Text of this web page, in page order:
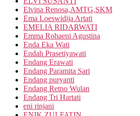
Elvina Renosa,AMTG,SKM
Ema Loeswidija Artati
EMELIA RIDARWATI
Emma Rohaeni Agustina
Enda Eka Wati
Endah Prasetiyawati
Endang Erawati
Endang Paramita Sari
Endang puryanti
Endang Retno Wulan
Endang Tri Hartati
eni rinjani